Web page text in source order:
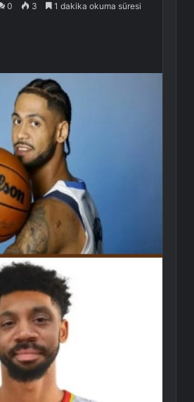
0 3 1 dakika okuma süresi